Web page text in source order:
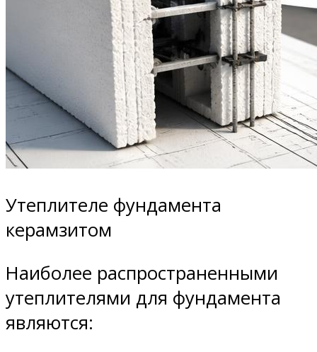
Утеплителе фундамента
керамзитом
Наиболее распространенными
утеплителями для фундамента
являются: